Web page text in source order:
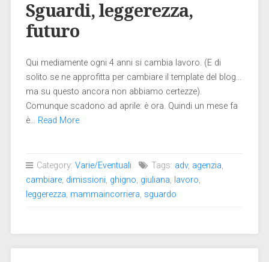
Sguardi, leggerezza,
futuro
Qui mediamente ogni 4 anni si cambia lavoro. (E di
solito se ne approfitta per cambiare il template del blog…
ma su questo ancora non abbiamo certezze).
Comunque scadono ad aprile: è ora. Quindi un mese fa
è… Read More
Category: Varie/Eventuali Tags: adv, agenzia,
cambiare, dimissioni, ghigno, giuliana, lavoro,
leggerezza, mammaincorriera, sguardo